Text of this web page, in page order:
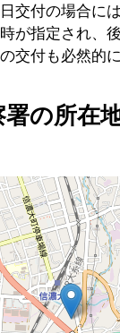
交付の場合に
が指定され、
交付も必然的
署の所在